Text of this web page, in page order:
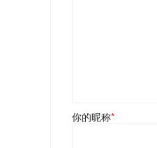
你的昵称*